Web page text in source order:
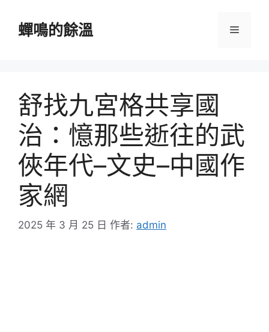
蟬鳴的餘溫 選
舒找九宮格共享國
治：憶那些逝往的武
俠年代–文史–中國作
家網
2025 年 3 月 25 日 作者: admin